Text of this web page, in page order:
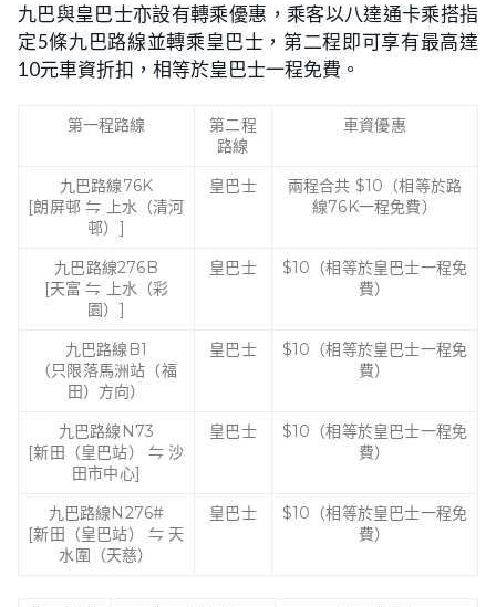
九巴與皇巴士亦設有轉乘優惠，乘客以八達通卡乘搭指
定5條九巴路線並轉乘皇巴士，第二程即可享有最高達
10元車資折扣，相等於皇巴士一程免費。
第一程路線
第二程
路線
車資優惠
九巴路線76K
[朗屏邨 ⇋ 上水（清河
邨）]
皇巴士
兩程合共 $10（相等於路
線76K一程免費）
九巴路線276B
[天富 ⇋ 上水（彩
園）]
皇巴士
$10（相等於皇巴士一程免
費）
九巴路線B1
（只限落馬洲站（福
田）方向）
皇巴士
$10（相等於皇巴士一程免
費）
九巴路線N73
[新田（皇巴站） ⇋ 沙
田市中心]
皇巴士
$10（相等於皇巴士一程免
費）
九巴路線N276#
[新田（皇巴站） ⇋ 天
水圍（天慈）
皇巴士
$10（相等於皇巴士一程免
費）